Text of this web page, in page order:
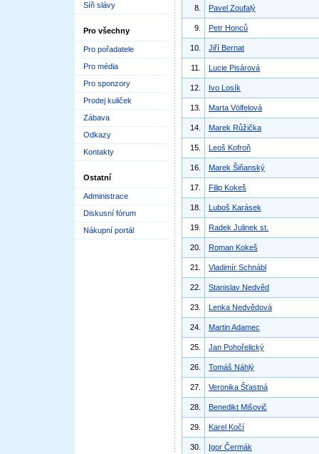
Síň slávy
Pro všechny
Pro pořadatele
Pro média
Pro sponzory
Prodej kuliček
Zábava
Odkazy
Kontakty
Ostatní
Administrace
Diskusní fórum
Nákupní portál
8. Pavel Zoufalý
9. Petr Honců
10. Jiří Bernat
11. Lucie Pisárová
12. Ivo Losík
13. Marta Völfelová
14. Marek Růžička
15. Leoš Kofroň
16. Marek Šiňanský
17. Filip Kokeš
18. Luboš Karásek
19. Radek Julinek st.
20. Roman Kokeš
21. Vladimír Schnábl
22. Stanislav Nedvěd
23. Lenka Nedvědová
24. Martin Adamec
25. Jan Pohořelický
26. Tomáš Náhlý
27. Veronika Šťastná
28. Benedikt Mišovič
29. Karel Kočí
30. Igor Čermák